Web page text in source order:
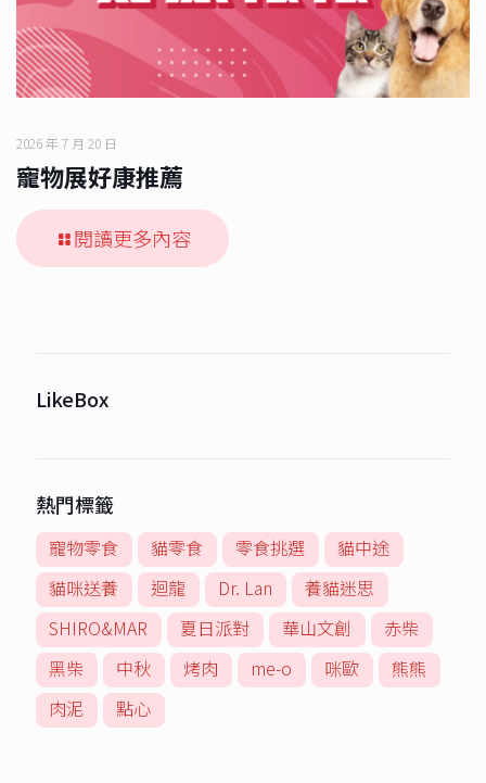
2026 年 7 月 20 日
寵物展好康推薦
閱讀更多內容
LikeBox
熱門標籤
寵物零食 貓零食 零食挑選
貓中途
貓咪送養
迴龍 Dr. Lan
養貓迷思
SHIRO&MAR
夏日派對 華山文創
赤柴
黑柴
中秋 烤肉 me-o 咪歐
熊熊
肉泥
點心